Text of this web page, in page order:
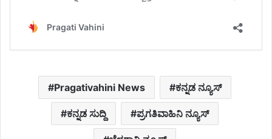
Pragativahini News ಕನ್ನಡ ನ್ಯೂಸ್
ಕನ್ನಡ ಸುದ್ದಿ ಪ್ರಗತಿವಾಹಿನಿ ನ್ಯೂಸ್